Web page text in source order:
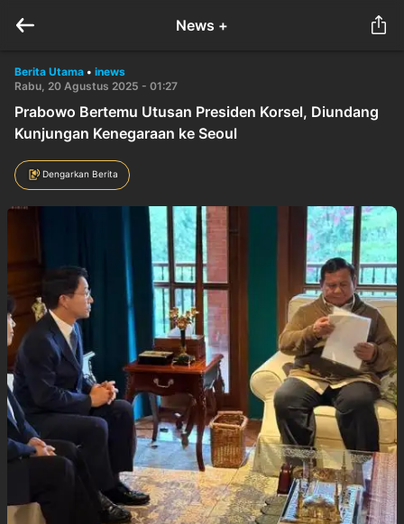
News +
Berita Utama • inews
Rabu, 20 Agustus 2025 - 01:27
Prabowo Bertemu Utusan Presiden Korsel, Diundang
Kunjungan Kenegaraan ke Seoul
Dengarkan Berita